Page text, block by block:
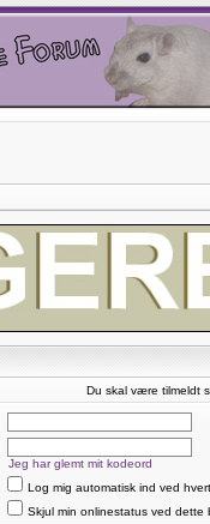
Du skal være tilmeldt
Jeg har glemt mit kodeord
Log mig automatisk ind ved
Skjul min onlinestatus ved dette